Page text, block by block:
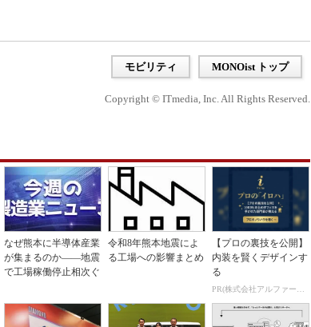
モビリティ MONOist トップ
Copyright © ITmedia, Inc. All Rights Reserved.
なぜ熊本に半導体産業
が集まるのか――地震
で工場稼働停止相次ぐ
令和8年熊本地震によ
る工場への影響まとめ
【プロの裏技を公開】
内装を賢くデザインす
る
PR(株式会社アルファーテクノ)